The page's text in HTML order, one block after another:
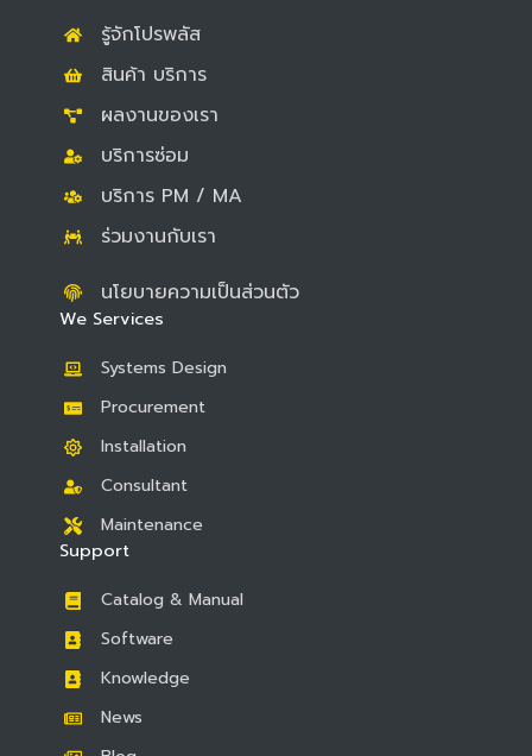
รู้จักโปรพลัส
สินค้า บริการ
ผลงานของเรา
บริการซ่อม
บริการ PM / MA
ร่วมงานกับเรา
นโยบายความเป็นส่วนตัว
We Services
Systems Design
Procurement
Installation
Consultant
Maintenance
Support
Catalog & Manual
Software
Knowledge
News